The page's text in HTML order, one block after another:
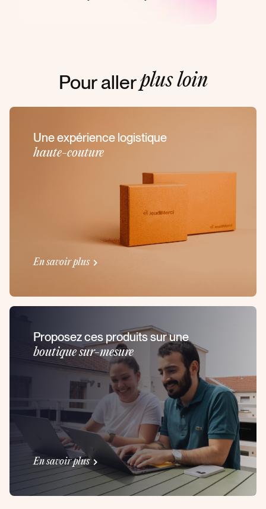
Pour allerplus loin
Une expérience logistique
haute-couture
En savoir plus
Proposez ces produits sur une
boutique sur-mesure
En savoir plus